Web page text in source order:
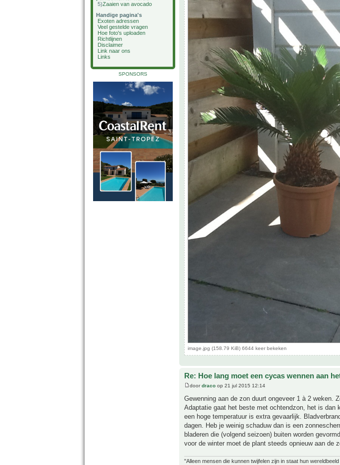
5)Zaaien van avocado
Handige pagina's
Exoten adressen
Veel gestelde vragen
Hoe foto's uploaden
Richtlijnen
Disclaimer
Link naar ons
Links
SPONSORS
image.jpg (158.79 KiB) 6644 keer bekeken
Re: Hoe lang moet een cycas wennen aan
doordraco op 21 jul 2015 12:14
Gewenning aan de zon duurt ongeveer 1 à 2 weken.
Adaptatie gaat het beste met ochtendzon, het is dan
een hoge temperatuur is extra gevaarlijk.
dagen. Heb je weinig schaduw dan is een
bladeren die (volgend seizoen) buiten worden
voor de winter moet de plant steeds opnieuw aan de
"Alleen mensen die kunnen twijfelen zijn in staat hun